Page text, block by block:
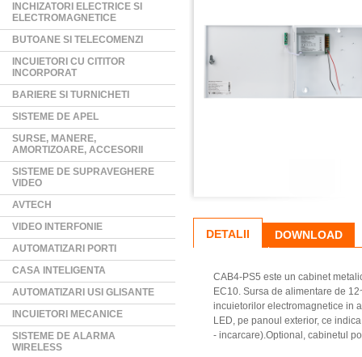
INCHIZATORI ELECTRICE SI
ELECTROMAGNETICE
BUTOANE SI TELECOMENZI
INCUIETORI CU CITITOR
INCORPORAT
BARIERE SI TURNICHETI
SISTEME DE APEL
SURSE, MANERE,
AMORTIZOARE, ACCESORII
SISTEME DE SUPRAVEGHERE
VIDEO
AVTECH
VIDEO INTERFONIE
AUTOMATIZARI PORTI
CASA INTELIGENTA
AUTOMATIZARI USI GLISANTE
INCUIETORI MECANICE
SISTEME DE ALARMA
WIRELESS
DETALII DOWNLOAD
CAB4-PS5 este un cabinet
EC10. Sursa de alimentare de
incuietorilor electromagnetice in
LED, pe panoul exterior, ce
- incarcare).Optional, cabinetul